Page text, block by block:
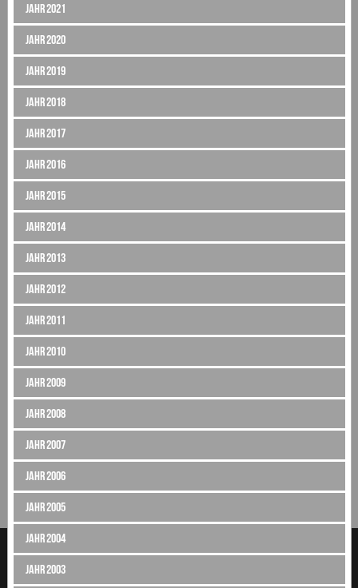
Jahr 2021
Jahr 2020
Jahr 2019
Jahr 2018
Jahr 2017
Jahr 2016
Jahr 2015
Jahr 2014
Jahr 2013
Jahr 2012
Jahr 2011
Jahr 2010
Jahr 2009
Jahr 2008
Jahr 2007
Jahr 2006
Jahr 2005
Jahr 2004
Jahr 2003